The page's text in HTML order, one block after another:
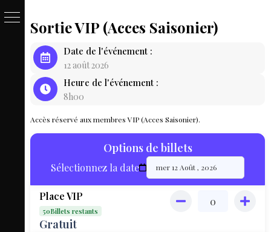
PASSE
BILLET
LIVE
MAP
Sortie VIP (Acces Saisonier)
Date de l'événement :
12 août 2026
Heure de l'événement :
8h00
Accès réservé aux membres VIP (Acces Saisonier).
Options de billets
Sélectionnez la date
Place VIP
50Billets restants
Gratuit